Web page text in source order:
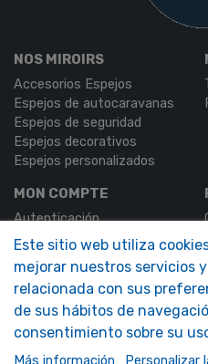
NOS MIROIRS
Accesorios Espejos
Espejos de autocaravanas
Espejos de seguridad
Espejos decorativos
Espejos personalizados
MON COMPTE
Autenticación
Mi Cuenta
SOLIMAR SARL
1324 Boulevard du Vivarais
07000 Privas
Este sitio web utiliza
mejorar nuestros servicios
relacionada con sus
de sus hábitos de
consentimiento sobre su
Más información Personalizar